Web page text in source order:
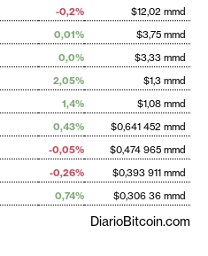
-0,2%
$12,02 mmd
0,01%
$3,75 mmd
0,0%
$3,33 mmd
2,05%
$1,3 mmd
1,4%
$1,08 mmd
0,43%
$0,641 452 mmd
-0,05%
$0,474 965 mmd
-0,26%
$0,393 911 mmd
0,74% $0,306 36 mmd
DiarioBitcoin.com